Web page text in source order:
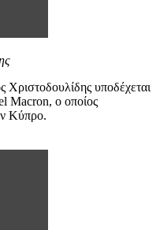
υποδέχεται
Macron, ο οποίος
Κύπρο.